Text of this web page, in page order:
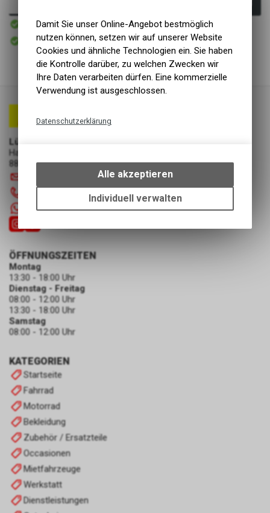
Sofort verfügbar
Versand
Sofort abholbar
Abholung Lüscher Motor- & Bike World
Lüscher Motor- & Bike World
Hauptstrasse 29a
8867 Niederurnen
+41 55 6103131
KATEGORIEN
Startseite
Fahrrad
Motorrad
Bekleidung
Zubehör / Ersatzteile
Occasionen
Mietfahrzeuge
Werkstatt
Dienstleistungen
ÖFFNUNGSZEITEN
Montag
13:30 - 18:00 Uhr
Dienstag - Freitag
08:00 - 12:00 Uhr
13:30 - 18:00 Uhr
Samstag
08:00 - 12:00 Uhr
Damit Sie unser Online-Angebot bestmöglich
nutzen können, setzen wir auf unserer Website
Cookies und ähnliche Technologien ein. Sie haben
die Kontrolle darüber, zu welchen Zwecken wir
Ihre Daten verarbeiten dürfen. Eine kommerzielle
Verwendung ist ausgeschlossen.
Datenschutzerklärung
bestimmte Interaktionen und
Einstellungen auf Ihrem Gerät,
um die grundlegenden
Funktionen unseres Online-
Alle akzeptieren
Individuell verwalten